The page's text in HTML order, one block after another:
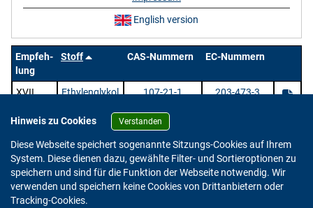
Empfeh-
lung
Stoff CAS-Nummern EC-Nummern
XVII Ethylenglykol 107-21-1 203-473-3
1 Stoffe | / 1 | Zeige pro Seite.
English version
Hinweis zu Cookies Verstanden
Diese Webseite speichert sogenannte Sitzungs-Cookies auf Ihrem
System. Diese dienen dazu, gewählte Filter- und Sortieroptionen zu
speichern und sind für die Funktion der Webseite notwendig. Wir
verwenden und speichern keine Cookies von Drittanbietern oder
Tracking-Cookies.